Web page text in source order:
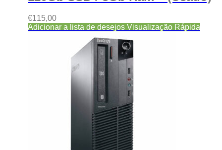
€115,00
Adicionar a lista de desejos Visualização Rápida